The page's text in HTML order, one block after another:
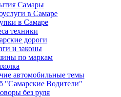
Самары
в Самаре
в Самаре
техники
дороги
и законы
по маркам
автомобильные темы
"Самарские Водители"
без руля